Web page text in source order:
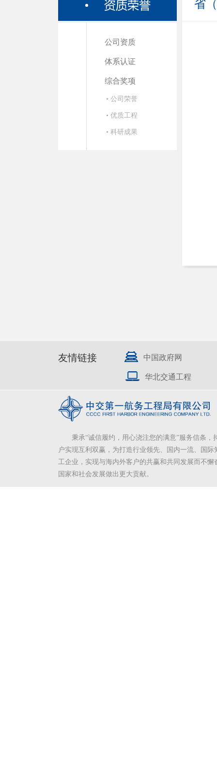
公司资质
体系认证
综合奖项
• 公司荣誉
• 优质工程
• 科研成果
省
友情链接 中国政府网
华北交通工程
秉承“诚信履约，用心浇注您的满意”服务信条，
户实现互利双赢，为打造行业领先、国内一流、国际
工企业，实现与海内外客户的共赢和共同发展而不懈
国家和社会发展做出更大贡献。